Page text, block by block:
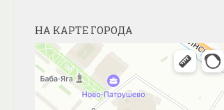
НА КАРТЕ ГОРОДА